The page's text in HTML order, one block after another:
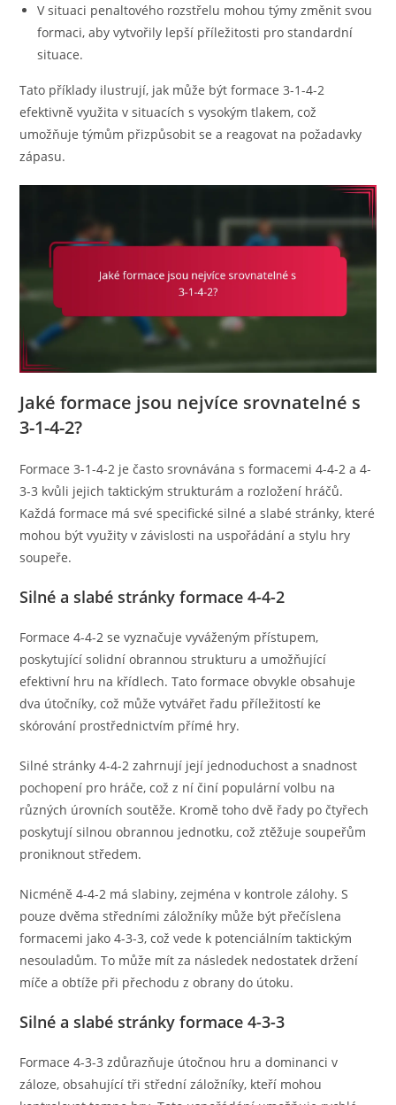
V situaci penaltového rozstřelu mohou týmy změnit svou
formaci, aby vytvořily lepší příležitosti pro standardní
situace.
Tato příklady ilustrují, jak může být formace 3-1-4-2
efektivně využita v situacích s vysokým tlakem, což
umožňuje týmům přizpůsobit se a reagovat na požadavky
zápasu.
Jaké formace jsou nejvíce srovnatelné s
3-1-4-2?
Formace 3-1-4-2 je často srovnávána s formacemi 4-4-2 a 4-
3-3 kvůli jejich taktickým strukturám a rozložení hráčů.
Každá formace má své specifické silné a slabé stránky, které
mohou být využity v závislosti na uspořádání a stylu hry
soupeře.
Silné a slabé stránky formace 4-4-2
Formace 4-4-2 se vyznačuje vyváženým přístupem,
poskytující solidní obrannou strukturu a umožňující
efektivní hru na křídlech. Tato formace obvykle obsahuje
dva útočníky, což může vytvářet řadu příležitostí ke
skórování prostřednictvím přímé hry.
Silné stránky 4-4-2 zahrnují její jednoduchost a snadnost
pochopení pro hráče, což z ní činí populární volbu na
různých úrovních soutěže. Kromě toho dvě řady po čtyřech
poskytují silnou obrannou jednotku, což ztěžuje soupeřům
proniknout středem.
Nicméně 4-4-2 má slabiny, zejména v kontrole zálohy. S
pouze dvěma středními záložníky může být přečíslena
formacemi jako 4-3-3, což vede k potenciálním taktickým
nesouladům. To může mít za následek nedostatek držení
míče a obtíže při přechodu z obrany do útoku.
Silné a slabé stránky formace 4-3-3
Formace 4-3-3 zdůrazňuje útočnou hru a dominanci v
záloze, obsahující tři střední záložníky, kteří mohou